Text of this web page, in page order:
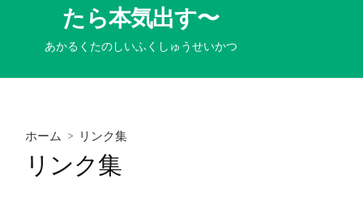
たら本気出す〜
あかるくたのしいふくしゅうせいかつ
ホーム > リンク集
リンク集